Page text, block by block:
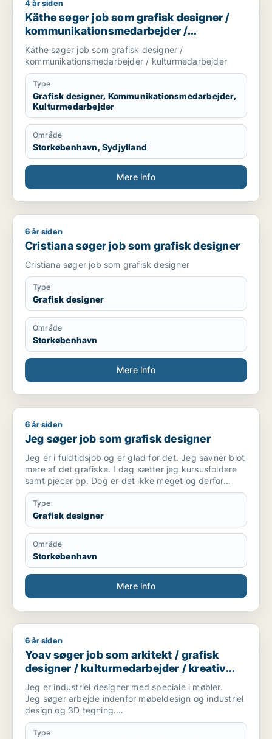
Käthe søger job som grafisk designer /
4 år siden
Käthe søger job som grafisk designer /
kommunikationsmedarbejder /
kulturmedarbejder
Käthe søger job som grafisk designer /
kommunikationsmedarbejder / kulturmedarbejder
Type
Grafisk designer, Kommunikationsmedarbejder,
Kulturmedarbejder
Område
Storkøbenhavn, Sydjylland
Mere info
Cristiana søger job som grafisk designer
6 år siden
Cristiana søger job som grafisk designer
Cristiana søger job som grafisk designer
Type
Grafisk designer
Område
Storkøbenhavn
Mere info
Jeg søger job som grafisk designer
6 år siden
Jeg søger job som grafisk designer
Jeg er i fuldtidsjob og er glad for det. Jeg savner blot
mere af det grafiske. I dag sætter jeg kursusfoldere
samt pjecer op. Dog er det ikke meget og derfor
kunne jeg godt tænke mig mere af denne slags
arbejde. Jeg kan sagtens bruge min fritid til at udføre
denne slags arbejde og vil elske at få lov til at sidde
med diverse opsætninger til tryk.
Type
Grafisk designer
Område
Storkøbenhavn
Mere info
Yoav søger job som arkitekt / grafisk designer /
6 år siden
Yoav søger job som arkitekt / grafisk
designer / kulturmedarbejder / kreativ
medarbejder / produktspecialist
Jeg er industriel designer med speciale i møbler.
Jeg søger arbejde indenfor møbeldesign og industriel
design og 3D tegning.
Jeg er 43 år og har flere års erfaring som
møbeldesigner- og bygger og som sales engineer.
Type